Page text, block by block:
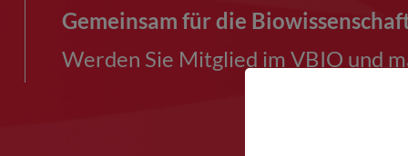
Gemeinsam für die
Werden Sie Mitglied im VBIO und